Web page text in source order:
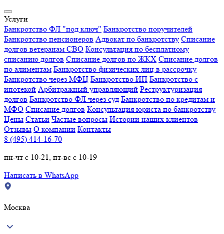
Услуги
Банкротство ФЛ "под ключ" Банкротство поручителей
Банкротство пенсионеров Адвокат по банкротству Списание
долгов ветеранам СВО Консультация по бесплатному
списанию долгов Списание долгов по ЖКХ Списание долгов
по алиментам Банкротство физических лиц в рассрочку
Банкротство через МФЦ Банкротство ИП Банкротство с
ипотекой Арбитражный управляющий Реструктуризация
долгов Банкротство ФЛ через суд Банкротство по кредитам и
МФО Списание долгов Консультация юриста по банкротству
Цены Статьи Частые вопросы Истории наших клиентов
Отзывы О компании Контакты
8 (495) 414-16-70
пн-чт с 10-21, пт-вс с 10-19
Написать в WhatsApp
Москва